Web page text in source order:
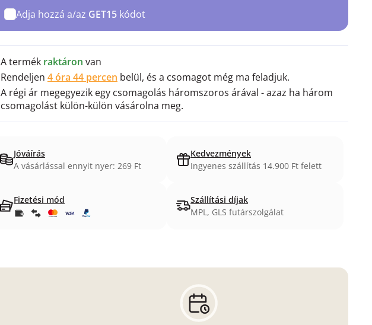
Adja hozzá a/az GET15 kódot
A termék raktáron van
Rendeljen 4 óra 44 percen belül, és a csomagot még ma feladjuk.
A régi ár megegyezik egy csomagolás háromszoros árával - azaz ha három
csomagolást külön-külön vásárolna meg.
Jóváírás
A vásárlással ennyit nyer: 269 Ft
Kedvezmények
Ingyenes szállítás 14.900 Ft felett
Fizetési mód
Szállítási díjak
MPL, GLS futárszolgálat